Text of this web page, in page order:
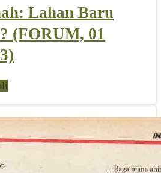
Lahan Baru
(FORUM, 01